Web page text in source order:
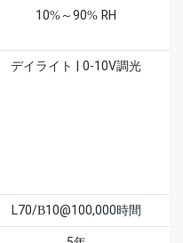
10%～90% RH
デイライト | 0-10V調光
L70/B10@100,000時間